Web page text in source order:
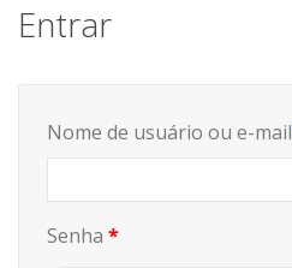
Entrar
Nome de usuário ou e-mail
Senha *